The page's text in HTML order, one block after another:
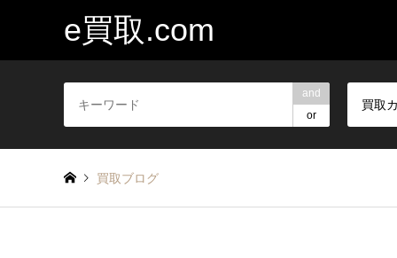
e買取.com
and
or
買取
買取ブログ